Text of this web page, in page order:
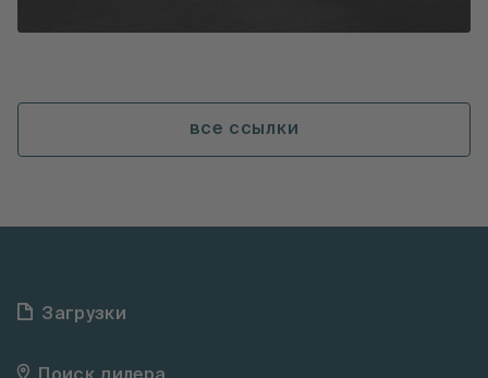
все ссылки
Загрузки